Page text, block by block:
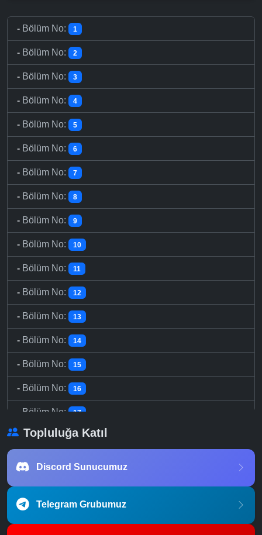
- Bölüm No: 1
- Bölüm No: 2
- Bölüm No: 3
- Bölüm No: 4
- Bölüm No: 5
- Bölüm No: 6
- Bölüm No: 7
- Bölüm No: 8
- Bölüm No: 9
- Bölüm No: 10
- Bölüm No: 11
- Bölüm No: 12
- Bölüm No: 13
- Bölüm No: 14
- Bölüm No: 15
- Bölüm No: 16
Bölüm No: 17
- Bölüm No: 18
-Bölüm No:
-Bölüm No: 21
Topluluğa Katıl
Discord Sunucumuz
Telegram Grubumuz